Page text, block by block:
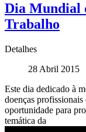
Dia Mundial
Trabalho
Detalhes
28 Abril 2015
Este dia dedicado à
doenças
oportunidade para
temática da